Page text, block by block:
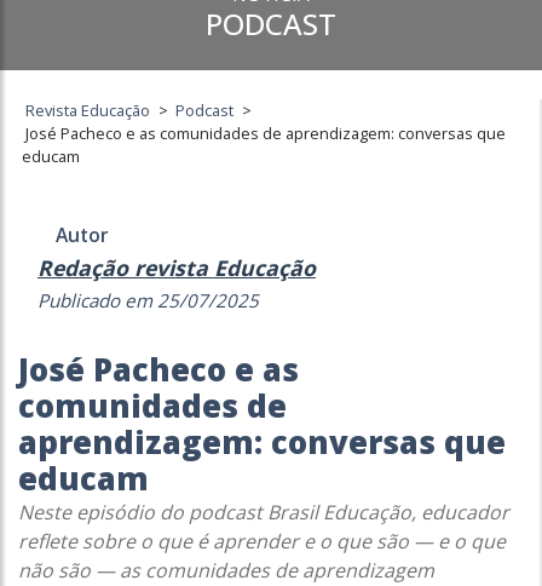
PODCAST
Revista Educação > Podcast >
José Pacheco e as comunidades de aprendizagem: conversas que
educam
Autor
Redação revista Educação
Publicado em 25/07/2025
José Pacheco e as
comunidades de
aprendizagem: conversas que
educam
Neste episódio do podcast Brasil Educação, educador
reflete sobre o que é aprender e o que são — e o que
não são — as comunidades de aprendizagem